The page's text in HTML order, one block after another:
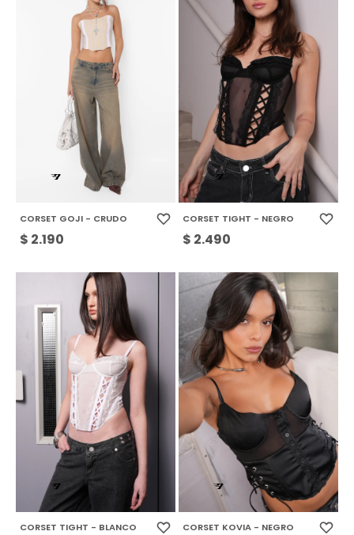
CORSET GOJI - CRUDO
$ 2.190
CORSET TIGHT - NEGRO
$ 2.490
CORSET TIGHT - BLANCO CORSET KOVIA - NEGRO